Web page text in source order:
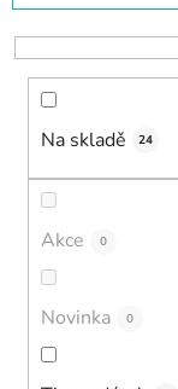
z
e
Na skladě 24
Akce 0
Novinka 0